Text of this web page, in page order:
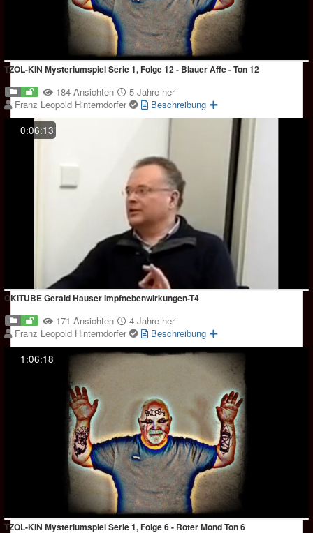
TZOL-KIN Mysteriumspiel Serie 1, Folge 12 - Blauer Affe - Ton 12
184 Ansichten
5 Jahre her
Franz Leopold Hinterndorfer
Beschreibung
0:06:13
OKiTUBE Gerald Hauser Impfnebenwirkungen-T4
171 Ansichten
4 Jahre her
Franz Leopold Hinterndorfer
Beschreibung
1:06:18
TZOL-KIN Mysteriumspiel Serie 1, Folge 6 - Roter Mond Ton 6